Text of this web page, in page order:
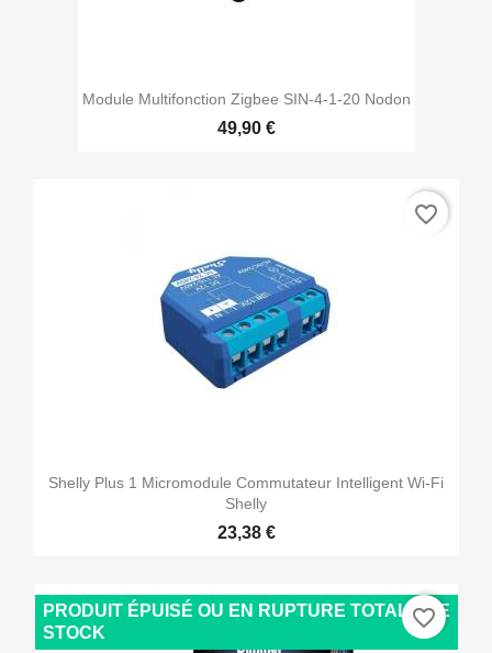
Module Multifonction Zigbee SIN-4-1-20 Nodon
49,90 €
Shelly Plus 1 Micromodule Commutateur Intelligent Wi-Fi
Shelly
23,38 €
favorite_border
PRODUIT ÉPUISÉ OU EN RUPTURE TOTALE DE
STOCK
favorite_border